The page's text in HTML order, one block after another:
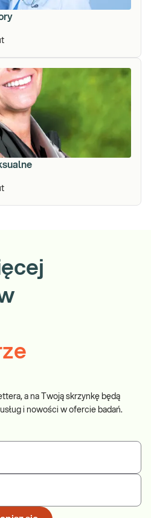
a na Twoją skrzynkę będą
i nowości w ofercie badań.